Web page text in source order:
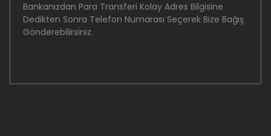
Bankanızdan Para Transferi Kolay Adres Bilgisine
Dedikten Sonra Telefon Numarası Seçerek Bize Bağış
Gönderebilirsiniz.